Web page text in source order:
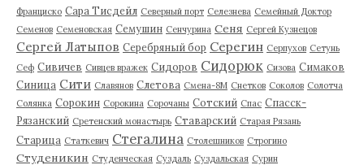
Франциско Сара Тисдейл Северный порт Селезнева Семейный Доктор
Семенов Семеновская Семушин Сенчурина Сеня Сергей Кузнецов
Сергей Латыпов Серебряный бор Серегин Серпухов Сетунь
Сеф Сивичев Сивцев вражек Сидоров Сидорюк Сизова Симаков
Синица Сити Славянов Слетова Смена-8М Снетков Соколов Солотча
Солянка Сорокин Сорокина Сорочаны Сотский Спас Спасск-
Рязанский Сретенский монастырь Ставарский Старая Рязань
Старица Статкевич Стегалина Столешников Строгино
Студеникин Студенческая Суздаль Суздальская Сурин